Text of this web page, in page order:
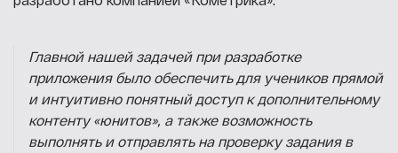
Главной нашей задачей при разработке
приложения было обеспечить для учеников прямой
и интуитивно понятный доступ к дополнительному
контенту «юнитов», а также возможность
выполнять и отправлять на проверку задания в